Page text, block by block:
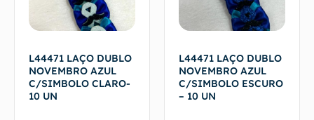
L44471 LAÇO DUBLO
NOVEMBRO AZUL
C/SIMBOLO CLARO-
10 UN
L44471 LAÇO DUBLO
NOVEMBRO AZUL
C/SIMBOLO ESCURO
– 10 UN